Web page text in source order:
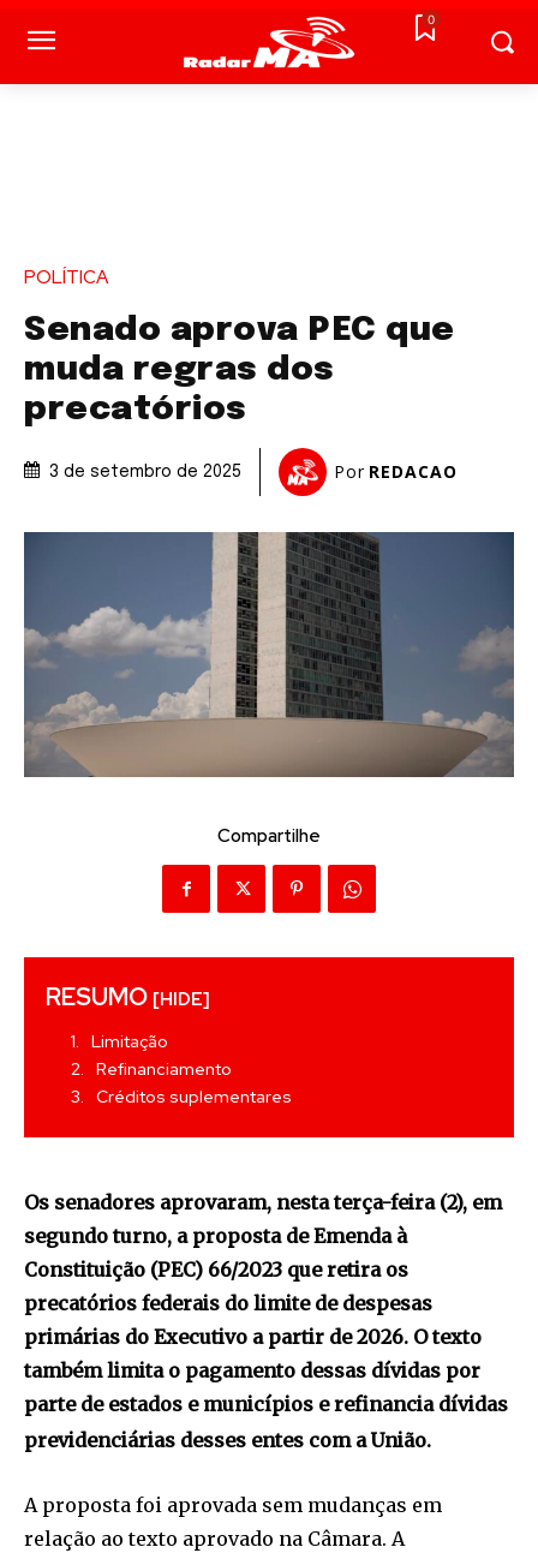
0
POLÍTICA
Senado aprova PEC que
muda regras dos
precatórios
3 de setembro de 2025 Por REDACAO
Compartilhe
RESUMO [HIDE]
Limitação
Refinanciamento
Créditos suplementares
Os senadores aprovaram, nesta terça-feira (2), em
segundo turno, a proposta de Emenda à
Constituição (PEC) 66/2023 que retira os
precatórios federais do limite de despesas
primárias do Executivo a partir de 2026. O texto
também limita o pagamento dessas dívidas por
parte de estados e municípios e refinancia dívidas
previdenciárias desses entes com a União.
A proposta foi aprovada sem mudanças em
relação ao texto aprovado na Câmara. A